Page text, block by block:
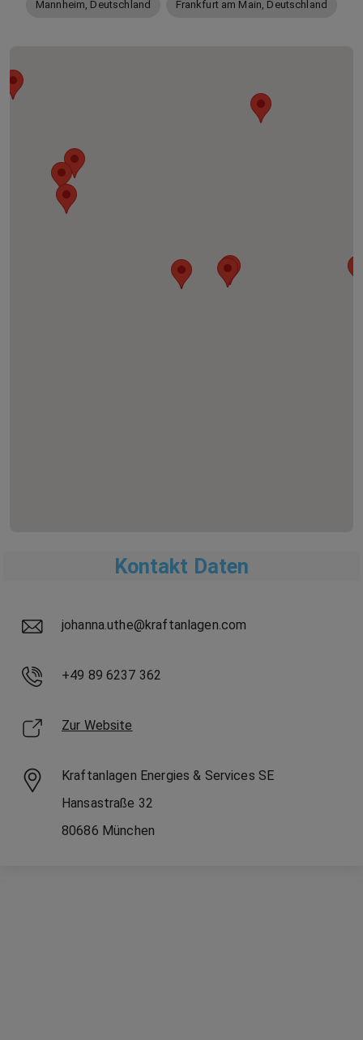
Mannheim, Deutschland Frankfurt am Main, Deutschland
Kontakt Daten
johanna.uthe@kraftanlagen.com
+49 89 6237 362
Zur Website
Kraftanlagen Energies & Services SE
Hansastraße 32
80686 München